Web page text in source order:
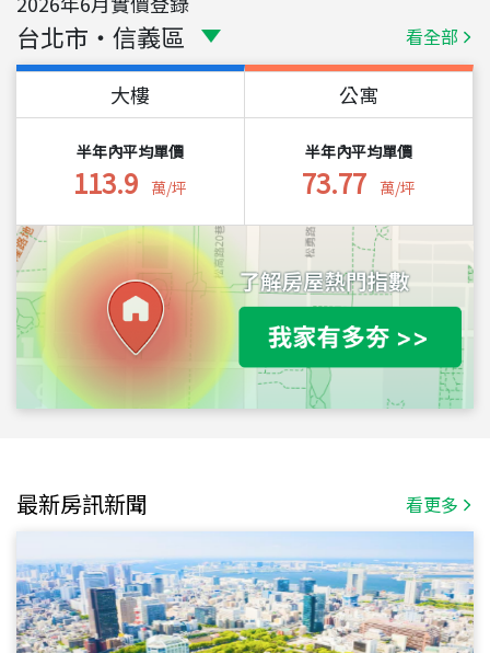
台北市 ・ 信義區 看全部
大樓
半年內平均單價
113.9 萬/坪
公寓
半年內平均單價
73.77 萬/坪
最新房訊新聞 看更多